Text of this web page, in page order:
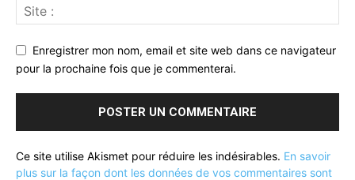
Enregistrer mon nom, email et site web dans ce navigateur
pour la prochaine fois que je commenterai.
Ce site utilise Akismet pour réduire les indésirables. En savoir
plus sur la façon dont les données de vos commentaires sont